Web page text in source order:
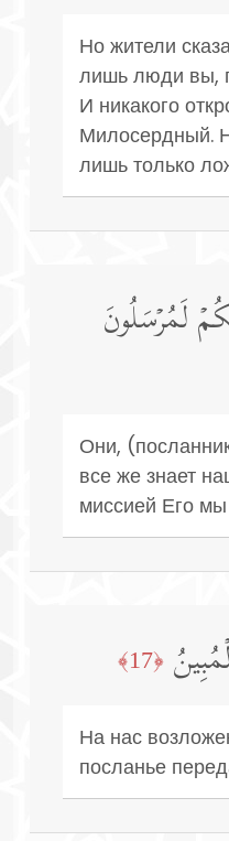
Но жители
лишь люди вы,
И никакого
Милосердный.
лишь только
لَمُرۡسَلُونَ
Они,
все же знает
миссией Его
﴿17﴾
На нас
посланье